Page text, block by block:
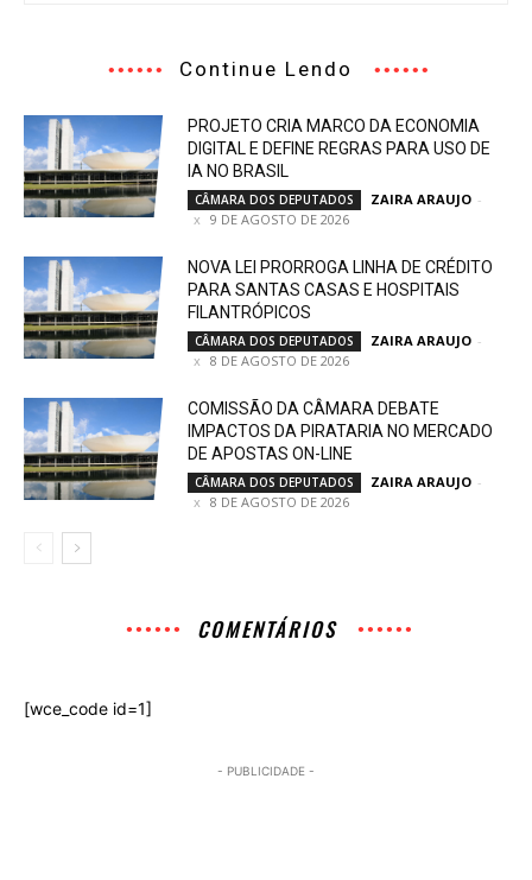
Continue Lendo
PROJETO CRIA MARCO DA ECONOMIA
DIGITAL E DEFINE REGRAS PARA USO DE
IA NO BRASIL
CÂMARA DOS DEPUTADOS ZAIRA ARAUJO -
9 DE AGOSTO DE 2026
NOVA LEI PRORROGA LINHA DE CRÉDITO
PARA SANTAS CASAS E HOSPITAIS
FILANTRÓPICOS
CÂMARA DOS DEPUTADOS ZAIRA ARAUJO -
8 DE AGOSTO DE 2026
COMISSÃO DA CÂMARA DEBATE
IMPACTOS DA PIRATARIA NO MERCADO
DE APOSTAS ON-LINE
CÂMARA DOS DEPUTADOS ZAIRA ARAUJO -
8 DE AGOSTO DE 2026
COMENTÁRIOS
[wce_code id=1]
- PUBLICIDADE -